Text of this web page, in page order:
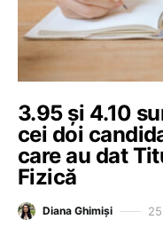
3.95 și 4.10
cei doi
care au dat
Fizică
Diana Ghimiși